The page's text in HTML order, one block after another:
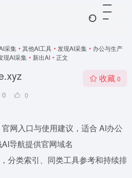
采集 • 其他AI工具 • 发现AI采集 • 办公与生产
现AI采集 • 新出AI • 正文
0 0
收藏 0
网入口与使用建议，适合 AI办公
导航提供官网域名
分类索引、同类工具参考和持续排